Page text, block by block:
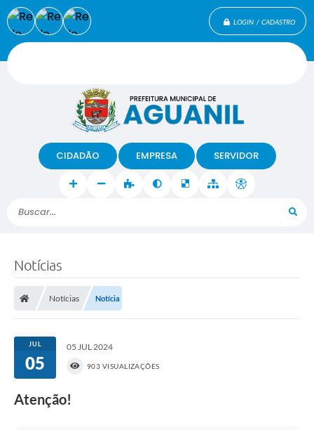
LOGIN / CADASTRO
Buscar...
CIDADÃO EMPRESA SERVIDOR
Notícias
Notícias Notícia
JUL
05
05 JUL 2024
903 VISUALIZAÇÕES
Atenção!